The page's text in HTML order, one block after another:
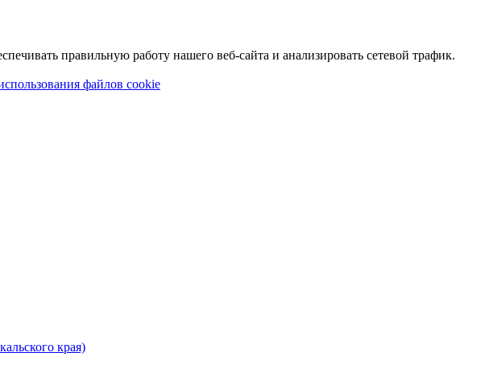
правильную работу нашего веб-сайта и анализировать сетевой трафик.
файлов cookie
края)